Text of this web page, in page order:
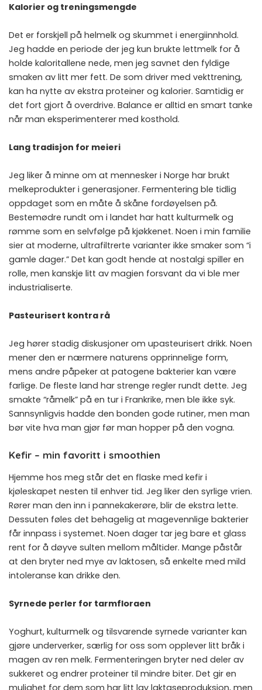
Kalorier og treningsmengde
Det er forskjell på helmelk og skummet i energiinnhold.
Jeg hadde en periode der jeg kun brukte lettmelk for å
holde kaloritallene nede, men jeg savnet den fyldige
smaken av litt mer fett. De som driver med vekttrening,
kan ha nytte av ekstra proteiner og kalorier. Samtidig er
det fort gjort å overdrive. Balance er alltid en smart tanke
når man eksperimenterer med kosthold.
Lang tradisjon for meieri
Jeg liker å minne om at mennesker i Norge har brukt
melkeprodukter i generasjoner. Fermentering ble tidlig
oppdaget som en måte å skåne fordøyelsen på.
Bestemødre rundt om i landet har hatt kulturmelk og
rømme som en selvfølge på kjøkkenet. Noen i min familie
sier at moderne, ultrafiltrerte varianter ikke smaker som “i
gamle dager.” Det kan godt hende at nostalgi spiller en
rolle, men kanskje litt av magien forsvant da vi ble mer
industrialiserte.
Pasteurisert kontra rå
Jeg hører stadig diskusjoner om upasteurisert drikk. Noen
mener den er nærmere naturens opprinnelige form,
mens andre påpeker at patogene bakterier kan være
farlige. De fleste land har strenge regler rundt dette. Jeg
smakte “råmelk” på en tur i Frankrike, men ble ikke syk.
Sannsynligvis hadde den bonden gode rutiner, men man
bør vite hva man gjør før man hopper på den vogna.
Kefir – min favoritt i smoothien
Hjemme hos meg står det en flaske med kefir i
kjøleskapet nesten til enhver tid. Jeg liker den syrlige vrien.
Rører man den inn i pannekakerøre, blir de ekstra lette.
Dessuten føles det behagelig at magevennlige bakterier
får innpass i systemet. Noen dager tar jeg bare et glass
rent for å døyve sulten mellom måltider. Mange påstår
at den bryter ned mye av laktosen, så enkelte med mild
intoleranse kan drikke den.
Syrnede perler for tarmfloraen
Yoghurt, kulturmelk og tilsvarende syrnede varianter kan
gjøre underverker, særlig for oss som opplever litt bråk i
magen av ren melk. Fermenteringen bryter ned deler av
sukkeret og endrer proteiner til mindre biter. Det gir en
mulighet for dem som har litt lav laktaseproduksjon, men